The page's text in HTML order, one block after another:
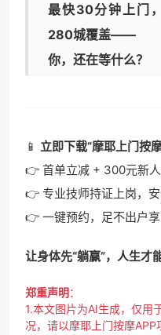
最快30分钟上门
280城覆盖——
你，还在等什么？
📱 立即下载“摩耶上门按
👉 首单立减 + 300元新
👉 专业技师持证上岗，
👉 一键预约，足不出户享
让身体先“躺赢”，人生才
郑重声明：
1.本文图片为AI生成，仅用
况，请以摩耶上门按摩APP